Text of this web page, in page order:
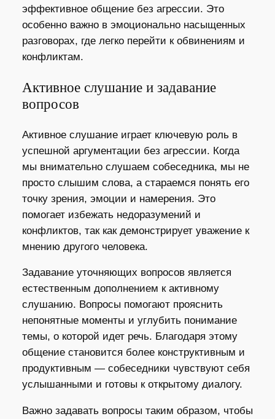
эффективное общение без агрессии. Это
особенно важно в эмоционально насыщенных
разговорах, где легко перейти к обвинениям и
конфликтам.
Активное слушание и задавание
вопросов
Активное слушание играет ключевую роль в
успешной аргументации без агрессии. Когда
мы внимательно слушаем собеседника, мы не
просто слышим слова, а стараемся понять его
точку зрения, эмоции и намерения. Это
помогает избежать недоразумений и
конфликтов, так как демонстрирует уважение к
мнению другого человека.
Задавание уточняющих вопросов является
естественным дополнением к активному
слушанию. Вопросы помогают прояснить
непонятные моменты и углубить понимание
темы, о которой идет речь. Благодаря этому
общение становится более конструктивным и
продуктивным — собеседники чувствуют себя
услышанными и готовы к открытому диалогу.
Важно задавать вопросы таким образом, чтобы